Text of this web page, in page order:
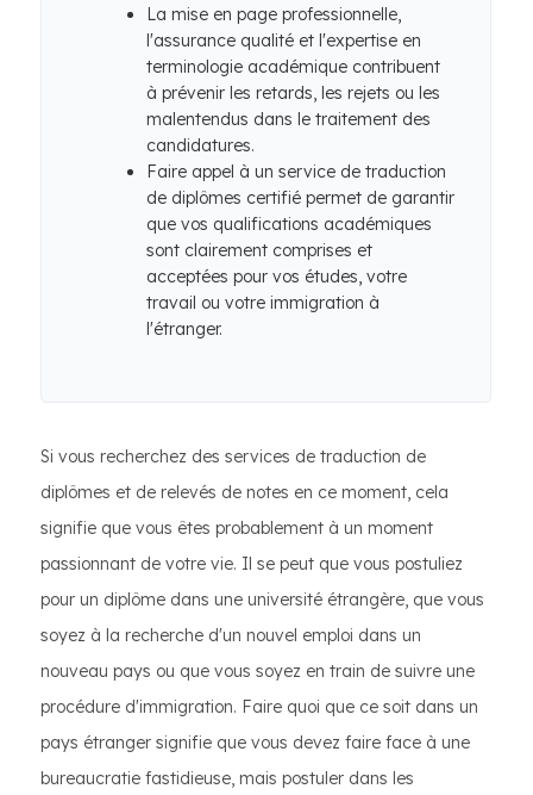
La mise en page professionnelle,
l'assurance qualité et l'expertise en
terminologie académique contribuent
à prévenir les retards, les rejets ou les
malentendus dans le traitement des
candidatures.
Faire appel à un service de traduction
de diplômes certifié permet de garantir
que vos qualifications académiques
sont clairement comprises et
acceptées pour vos études, votre
travail ou votre immigration à
l'étranger.
Si vous recherchez des services de traduction de
diplômes et de relevés de notes en ce moment, cela
signifie que vous êtes probablement à un moment
passionnant de votre vie. Il se peut que vous postuliez
pour un diplôme dans une université étrangère, que vous
soyez à la recherche d'un nouvel emploi dans un
nouveau pays ou que vous soyez en train de suivre une
procédure d'immigration. Faire quoi que ce soit dans un
pays étranger signifie que vous devez faire face à une
bureaucratie fastidieuse, mais postuler dans les